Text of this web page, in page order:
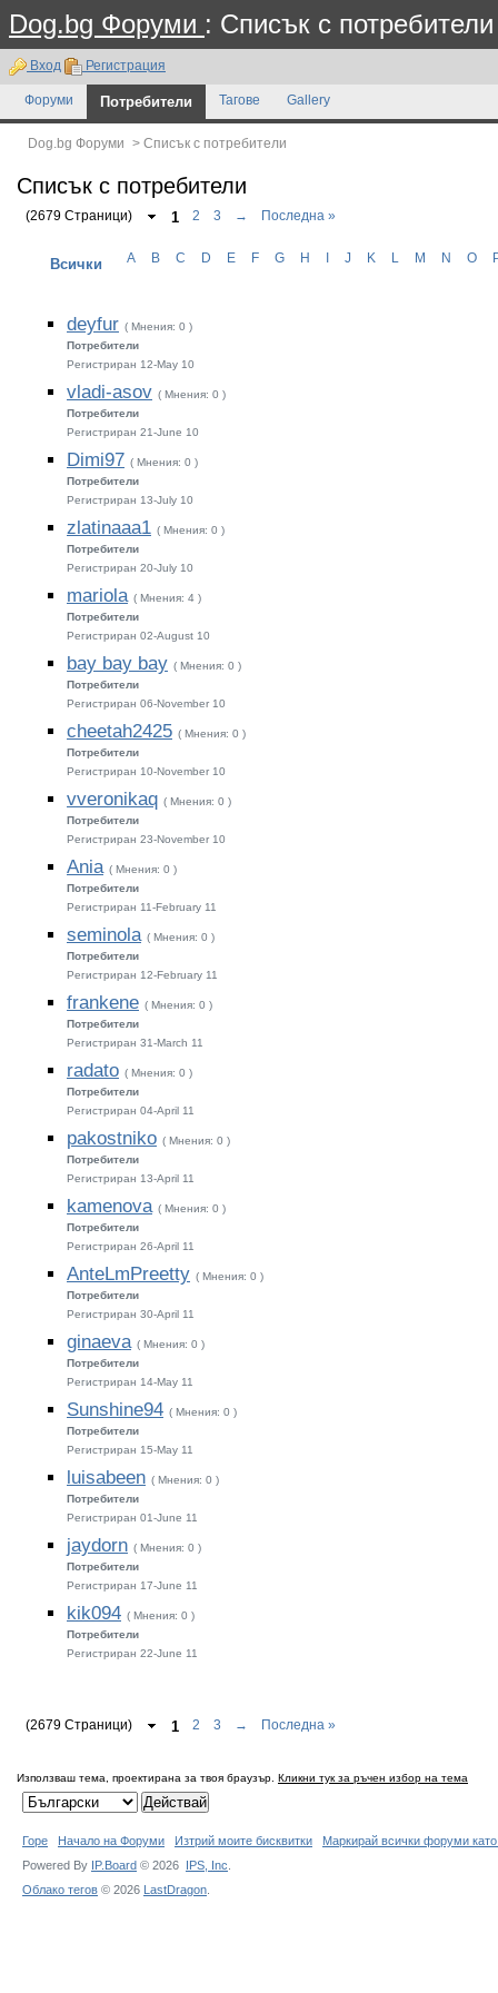
Dog.bg Форуми : Списък с потребители
Вход Регистрация
Форуми Потребители Тагове Gallery
Dog.bg Форуми > Списък с потребители
Списък с потребители
(2679 Страници) 1 2 3 → Последна »
Всички A B C D E F G H J K M N O
deyfur ( Мнения: 0 )
Потребители
Регистриран 12-May 10
vladi-asov ( Мнения: 0 )
Потребители
Регистриран 21-June 10
Dimi97 ( Мнения: 0 )
Потребители
Регистриран 13-July 10
zlatinaaa1 ( Мнения: 0 )
Потребители
Регистриран 20-July 10
mariola ( Мнения: 4 )
Потребители
Регистриран 02-August 10
bay bay bay ( Мнения: 0 )
Потребители
Регистриран 06-November 10
cheetah2425 ( Мнения: 0 )
Потребители
Регистриран 10-November 10
vveronikaq ( Мнения: 0 )
Потребители
Регистриран 23-November 10
Ania ( Мнения: 0 )
Потребители
Регистриран 11-February 11
seminola ( Мнения: 0 )
Потребители
Регистриран 12-February 11
frankene ( Мнения: 0 )
Потребители
Регистриран 31-March 11
radato ( Мнения: 0 )
Потребители
Регистриран 04-April 11
pakostniko ( Мнения: 0 )
Потребители
Регистриран 13-April 11
kamenova ( Мнения: 0 )
Потребители
Регистриран 26-April 11
AnteLmPreetty ( Мнения: 0 )
Потребители
Регистриран 30-April 11
ginaeva ( Мнения: 0 )
Потребители
Регистриран 14-May 11
Sunshine94 ( Мнения: 0 )
Потребители
Регистриран 15-May 11
luisabeen ( Мнения: 0 )
Потребители
Регистриран 01-June 11
jaydorn ( Мнения: 0 )
Потребители
Регистриран 17-June 11
kik094 ( Мнения: 0 )
Потребители
Регистриран 22-June 11
(2679 Страници) 1 2 3 → Последна »
Използваш тема, проектирана за твоя браузър. Кликни тук за ръчен избор на тема
Горе Начало на Форуми Изтрий моите бисквитки
Маркирай всички форуми
Powered By IP.Board © 2026 IPS, Inc
Облако тегов © 2026 LastDragon